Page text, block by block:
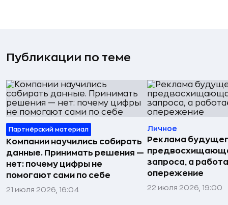
Публикации по теме
Партнёрский материал
Компании научились собирать
данные. Принимать решения —
нет: почему цифры не
помогают сами по себе
21 июля 2026, 16:04
Личное
Реклама
запроса, а
опережение
22 июля 2026, 19:00